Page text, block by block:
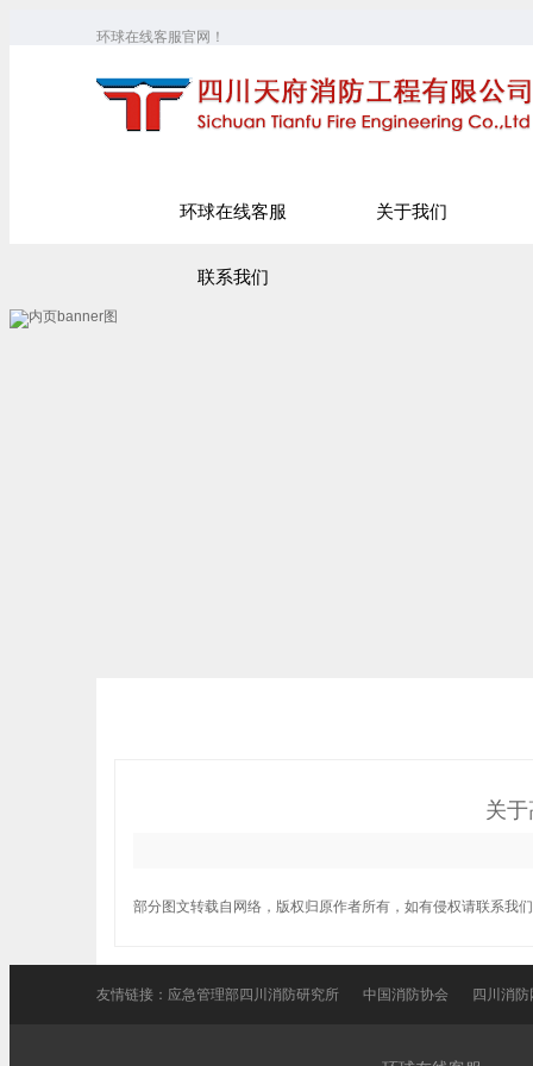
环球在线客服官网！
环球在线客服 关于我们
联系我们
关
部分图文转载自网络，版权归原作者所有，如有侵权请联系我
友情链接： 应急管理部四川消防研究所 中国消防协会 四川消防